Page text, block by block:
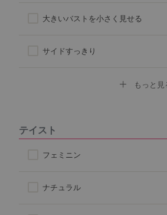
4/5カップ
大きいバストを小さく見せる
サイドすっきり
もっと見
テイスト
フェミニン
ナチュラル